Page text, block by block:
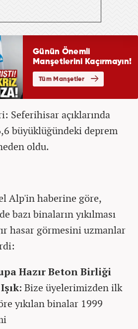
Seferihisar açıklarında
büyüklüğündeki deprem
oldu.
Alp'in haberine göre,
bazı binaların yıkılması
hasar görmesini uzmanlar
Hazır Beton Birliği
Bize üyelerimizden ilk
yıkılan binalar 1999